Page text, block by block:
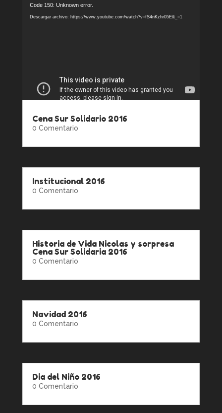
Reproductor
de
Code 150: Unknown error.
Descargar archivo: https://www.youtube.com/watch?v=fS4nKzhr05E&_=1
Cena Sur Solidario 2016
0 Comentario
Institucional 2016
0 Comentario
Historia de Vida Nicolas y sorpresa
Cena Sur Solidaria 2016
0 Comentario
Navidad 2016
0 Comentario
Dia del Niño 2016
0 Comentario